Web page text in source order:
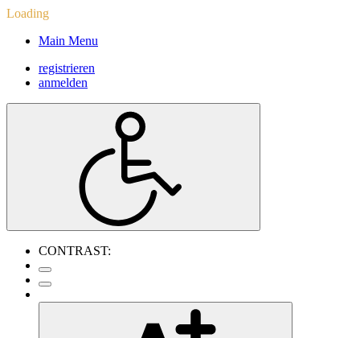
Loading
Main Menu
registrieren
anmelden
CONTRAST: